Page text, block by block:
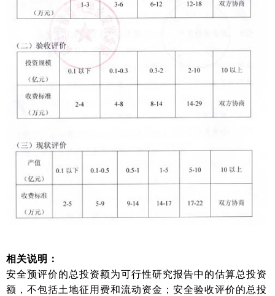
相关说明：
安全预评价的总投资额为可行性研究报告中的估算总投资
额，不包括土地征用费和流动资金；安全验收评价的总投